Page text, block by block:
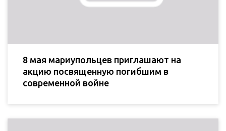
8 мая мариупольцев приглашают на
акцию посвященную погибшим в
современной войне